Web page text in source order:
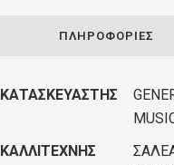
ΠΛΗΡΟΦΟΡΊΕΣ
ΚΑΤΑΣΚΕΥΑΣΤΉΣ
ΚΑΛΛΙΤΈΧΝΗΣ